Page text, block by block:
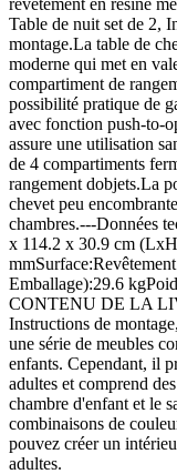
Table de nuit set de 2,
montage.La table de
moderne qui met en
compartiment de
possibilité pratique de
avec fonction push-to-
assure une utilisation
de 4 compartiments
rangement dobjets.La
chevet peu
chambres.---Données
x 114.2 x 30.9 cm
Emballage):29.6
CONTENU DE LA
Instructions de
une série de meubles
enfants. Cependant, il
adultes et comprend
chambre d'enfant et le
combinaisons de
pouvez créer un
adultes.